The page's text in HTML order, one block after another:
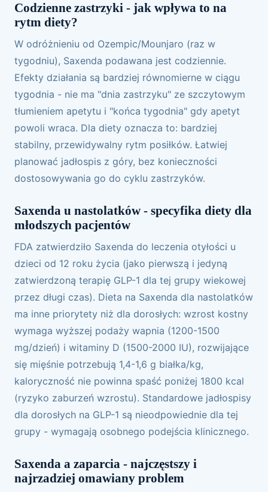
Codzienne zastrzyki - jak wpływa to na
rytm diety?
W odróżnieniu od Ozempic/Mounjaro (raz w
tygodniu), Saxenda podawana jest codziennie.
Efekty działania są bardziej równomierne w ciągu
tygodnia - nie ma "dnia zastrzyku" ze szczytowym
tłumieniem apetytu i "końca tygodnia" gdy apetyt
powoli wraca. Dla diety oznacza to: bardziej
stabilny, przewidywalny rytm posiłków. Łatwiej
planować jadłospis z góry, bez konieczności
dostosowywania go do cyklu zastrzyków.
Saxenda u nastolatków - specyfika diety dla
młodszych pacjentów
FDA zatwierdziło Saxenda do leczenia otyłości u
dzieci od 12 roku życia (jako pierwszą i jedyną
zatwierdzoną terapię GLP-1 dla tej grupy wiekowej
przez długi czas). Dieta na Saxenda dla nastolatków
ma inne priorytety niż dla dorosłych: wzrost kostny
wymaga wyższej podaży wapnia (1200-1500
mg/dzień) i witaminy D (1500-2000 IU), rozwijające
się mięśnie potrzebują 1,4-1,6 g białka/kg,
kaloryczność nie powinna spaść poniżej 1800 kcal
(ryzyko zaburzeń wzrostu). Standardowe jadłospisy
dla dorosłych na GLP-1 są nieodpowiednie dla tej
grupy - wymagają osobnego podejścia klinicznego.
Saxenda a zaparcia - najczęstszy i
najrzadziej omawiany problem